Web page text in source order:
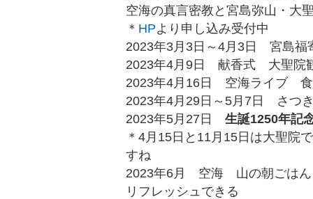
空海の真言密教と宮島弥山・大
＊ HPより申し込み受付中
2023年3月3日～4月3日 宮島
2023年4月9日 献香式 大聖院
2023年4月16日 空海ライブ 食
2023年4月29日～5月7日 さつ
2023年5月27日 生誕1250年記
＊4月15日と11月15日は大聖院
すね
2023年6月 空海 山の朝ごはん
リフレッシュできる